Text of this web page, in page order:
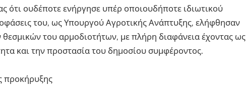
ότι ουδέποτε ενήργησε υπέρ οποιουδήποτε ιδιωτικού
του, ως Υπουργού Αγροτικής Ανάπτυξης, ελήφθησαν
θεσμικών του αρμοδιοτήτων, με πλήρη διαφάνεια έχοντας ως
και την προστασία του δημοσίου συμφέροντος.
προκήρυξης